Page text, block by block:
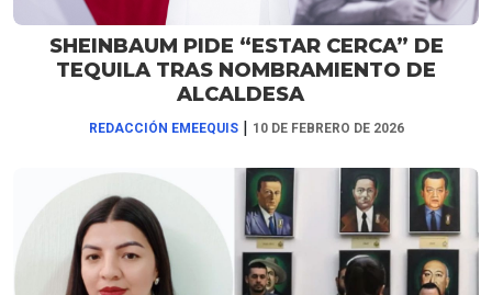
SHEINBAUM PIDE “ESTAR CERCA” DE
TEQUILA TRAS NOMBRAMIENTO DE
ALCALDESA
REDACCIÓN EMEEQUIS | 10 DE FEBRERO DE 2026